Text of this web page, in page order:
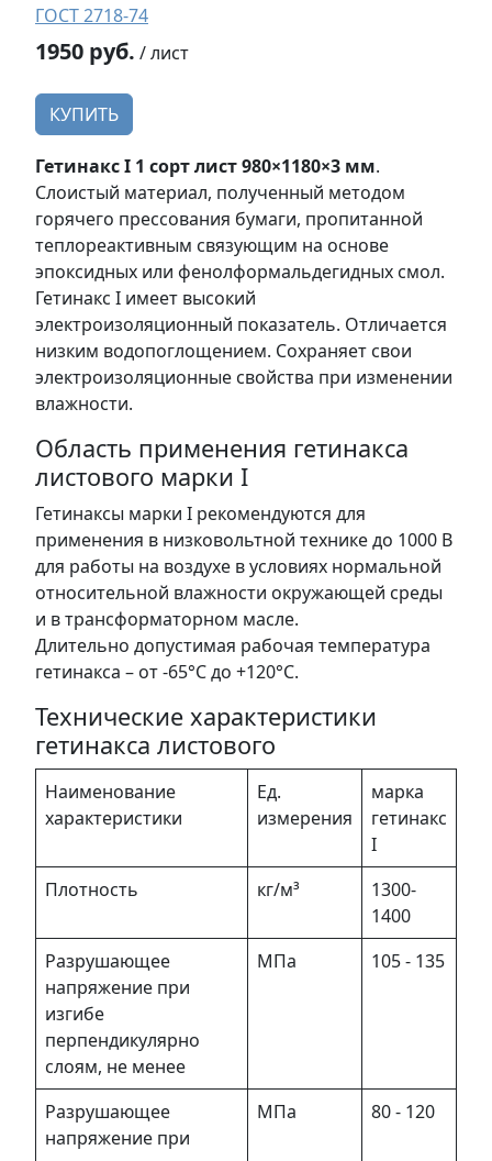
ГОСТ 2718-74
1950 руб. / лист
КУПИТЬ
Гетинакс I 1 сорт лист 980×1180×3 мм.
Слоистый материал, полученный методом
горячего прессования бумаги, пропитанной
теплореактивным связующим на основе
эпоксидных или фенолформальдегидных смол.
Гетинакс I имеет высокий
электроизоляционный показатель. Отличается
низким водопоглощением. Сохраняет свои
электроизоляционные свойства при изменении
влажности.
Область применения гетинакса
листового марки I
Гетинаксы марки I рекомендуются для
применения в низковольтной технике до 1000 В
для работы на воздухе в условиях нормальной
относительной влажности окружающей среды
и в трансформаторном масле.
Длительно допустимая рабочая температура
гетинакса – от -65°С до +120°С.
Технические характеристики
гетинакса листового
Наименование
характеристики
Ед.
измерения
марка
гетинакс
I
Плотность
кг/м³
1300-
1400
Разрушающее
напряжение при
изгибе
перпендикулярно
слоям, не менее
МПа 105 - 135
Разрушающее
напряжение при
МПа 80 - 120